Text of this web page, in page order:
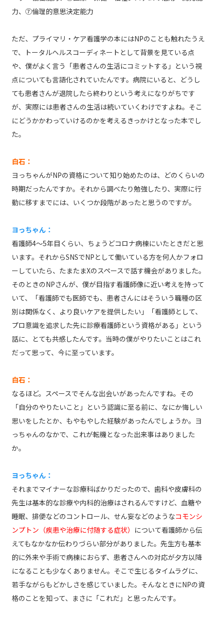
力、⑦倫理的意思決定能力
ただ、プライマリ・ケア看護学の本にはNPのことも触れたうえ
で、トータルヘルスコーディネートとして背景を見ている点
や、僕がよく言う「患者さんの生活にコミットする」という視
点についても言語化されていたんです。病院にいると、どうし
ても患者さんが退院したら終わりという考えになりがちです
が、実際には患者さんの生活は続いていくわけですよね。そこ
にどうかかわっていけるのかを考えるきっかけとなった本でし
た。
白石：
ヨっちゃんがNPの資格について知り始めたのは、どのくらいの
時期だったんですか。それから調べたり勉強したり、実際に行
動に移すまでには、いくつか段階があったと思うのですが。
ヨっちゃん：
看護師4～5年目くらい、ちょうどコロナ病棟にいたときだと思
います。それからSNSでNPとして働いている方を何人かフォロ
ーしていたら、たまたまXのスペースで話す機会がありました。
そのときのNPさんが、僕が目指す看護師像に近い考えを持って
いて、「看護師でも医師でも、患者さんにはそういう職種の区
別は関係なく、より良いケアを提供したい」「看護師として、
プロ意識を追求した先に診療看護師という資格がある」という
話に、とても共感したんです。当時の僕がやりたいことはこれ
だって思って、今に至っています。
白石：
なるほど。スペースでそんな出会いがあったんですね。その
「自分のやりたいこと」という認識に至る前に、なにか悔しい
思いをしたとか、もやもやした経験があったんでしょうか。ヨ
っちゃんのなかで、これが転機となった出来事はありました
か。
ヨっちゃん：
それまでマイナーな診療科ばかりだったので、歯科や皮膚科の
先生は基本的な診療や内科的治療はされるんですけど、血糖や
睡眠、排便などのコントロール、せん妄などのようなコモンシ
ンプトン（疾患や治療に付随する症状） について看護師から伝
えてもなかなか伝わりづらい部分がありました。先生方も基本
的に外来や手術で病棟におらず、患者さんへの対応が夕方以降
になることも少なくありません。そこで生じるタイムラグに、
若手ながらもどかしさを感じていました。そんなときにNPの資
格のことを知って、まさに「これだ」と思ったんです。